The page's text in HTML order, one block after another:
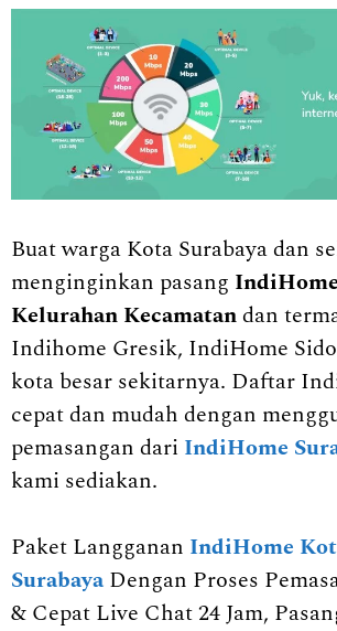
Buat warga Kota Surabaya dan
menginginkan pasang
Kelurahan Kecamatan dan
Indihome Gresik, IndiHome
kota besar sekitarnya. Daftar
cepat dan mudah dengan
pemasangan dari IndiHome
kami sediakan.
Paket Langganan IndiHome
Surabaya Dengan Proses
& Cepat Live Chat 24 Jam,